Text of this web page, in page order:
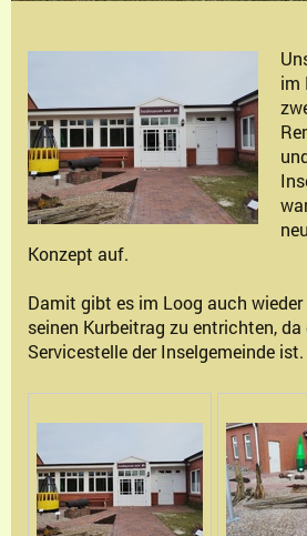
im
Konzept auf.
Damit gibt es im Loog auch
seinen Kurbeitrag zu entrichten,
Servicestelle der Inselgemeinde ist.